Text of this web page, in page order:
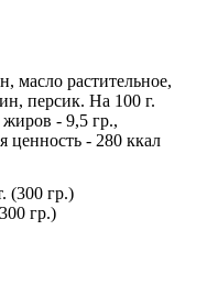
масло растительное,
персик. На 100 г.
- 9,5 гр.,
ценность - 280 ккал
гр.)